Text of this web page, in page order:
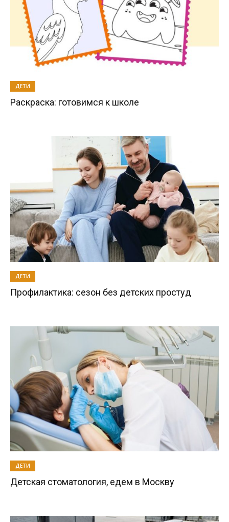
ДЕТИ
Раскраска: готовимся к школе
ДЕТИ
Профилактика: сезон без детских простуд
ДЕТИ
Детская стоматология, едем в Москву